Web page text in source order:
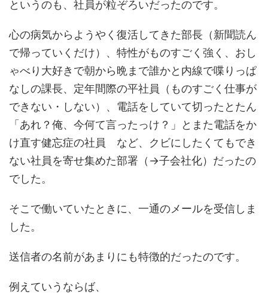
というのも、社員が粒ぞろいだったのです。
心の病気からようやく復活してきた部長（新聞読ん
で帰っていくだけ）、特性がものすごく強く、おし
ゃべり大好きで朝から晩まで誰かと内線で喋りっぱ
なしの課長、定年間際の平社員（ものすごく仕事が
できない・しない）、電話をしていて切ったとたん
「あれ？俺、今何て言ったっけ？」とまた電話をか
け直す健忘症の社員 など、クビにしたくてもでき
ない社員を寄せ集めた部署（→子会社化）だったの
でした。
そこで働いていたときに、一通のメールを受信しま
した。
送信者の名前があまりにも特徴的だったのです。
例えていうならば、